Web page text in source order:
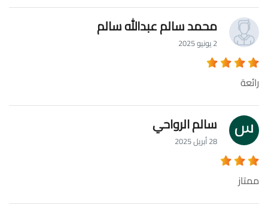
محمد سالم عبدالله سالم
2 يونيو 2025
رائعة
سالم الرواحي
28 أبريل 2025
ممتاز